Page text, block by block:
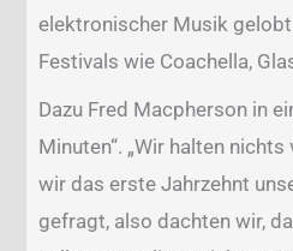
elektronischer Musik
Festivals wie Coachella,
Dazu Fred Macpherson in
Minuten“. „Wir halten
wir das erste Jahrzehnt
gefragt, also dachten wir,